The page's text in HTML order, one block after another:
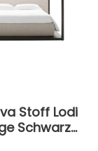
Stoff Lodi
Schwarze
Eiche